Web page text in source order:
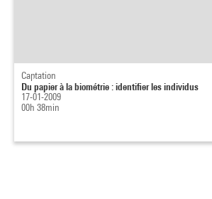
Captation
Du papier à la biométrie : identifier les individus
17-01-2009
00h 38min